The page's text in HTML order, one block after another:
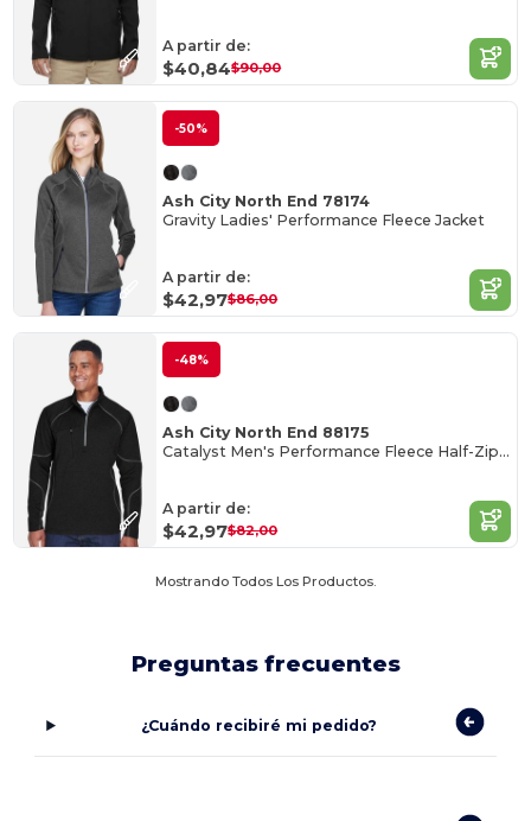
A partir de:
$40,84$90,00
-50%
Ash City North End 78174
Gravity Ladies' Performance Fleece Jacket
A partir de:
$42,97$86,00
-48%
Ash City North End 88175
Catalyst Men's Performance Fleece Half-Zip Top
A partir de:
$42,97$82,00
Mostrando Todos Los Productos.
Preguntas frecuentes
¿Cuándo recibiré mi pedido?